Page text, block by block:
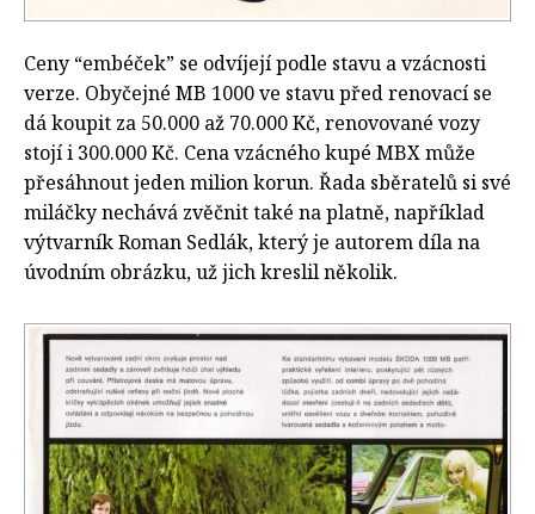
Ceny “embéček” se odvíjejí podle stavu a vzácnosti
verze. Obyčejné MB 1000 ve stavu před renovací se
dá koupit za 50.000 až 70.000 Kč, renovované vozy
stojí i 300.000 Kč. Cena vzácného kupé MBX může
přesáhnout jeden milion korun. Řada sběratelů si své
miláčky nechává zvěčnit také na platně, například
výtvarník Roman Sedlák, který je autorem díla na
úvodním obrázku, už jich kreslil několik.